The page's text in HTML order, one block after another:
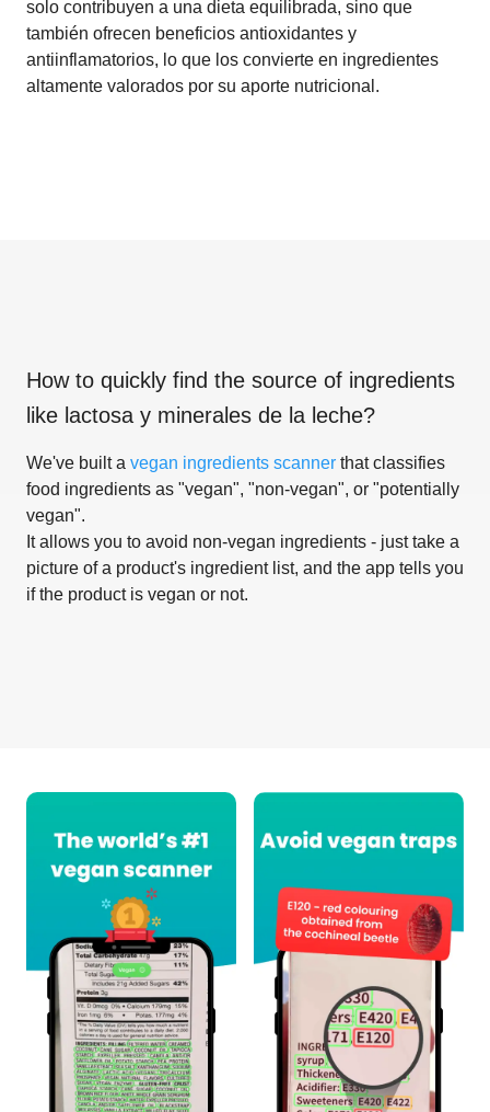
solo contribuyen a una dieta equilibrada, sino que
también ofrecen beneficios antioxidantes y
antiinflamatorios, lo que los convierte en ingredientes
altamente valorados por su aporte nutricional.
How to quickly find the source of ingredients
like lactosa y minerales de la leche?
We've built a vegan ingredients scanner that classifies
food ingredients as "vegan", "non-vegan", or "potentially
vegan".
It allows you to avoid non-vegan ingredients - just take a
picture of a product's ingredient list, and the app tells you
if the product is vegan or not.